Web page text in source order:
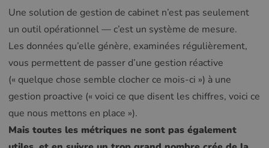
Une solution de gestion de cabinet n’est pas seulement
un outil opérationnel — c’est un système de mesure.
Les données qu’elle génère, examinées régulièrement,
vous permettent de passer d’une gestion réactive
(« quelque chose semble clocher ce mois-ci ») à une
gestion proactive (« voici ce que disent les chiffres, voici ce
que nous mettons en place »).
Mais toutes les métriques ne sont pas également